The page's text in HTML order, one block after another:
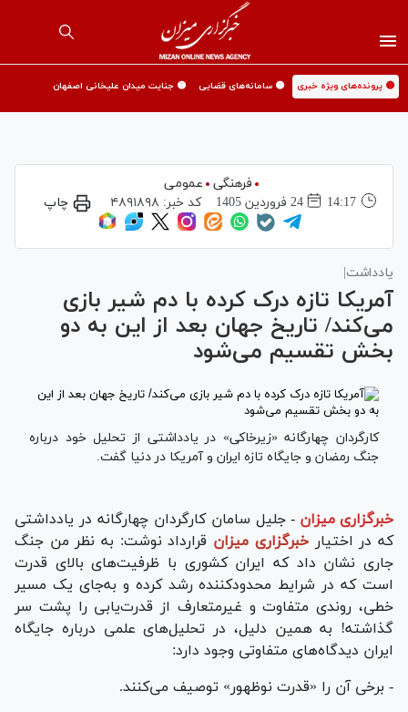
🟡 پرونده‌های ویژه خبری 🟡 سامانه‌های قضایی 🟡 جنایت میدان علیخانی اصفهان
فرهنگی
عمومی
14:17
24 فروردين 1405 کد خبر: ۴۸۹۱۸۹۸ چاپ
یادداشت|
آمریکا تازه درک کرده با دم شیر بازی
می‌کند/ تاریخ جهان بعد از این به دو
بخش تقسیم می‌شود
کارگردان چهارگانه «زیرخاکی» در یادداشتی از تحلیل خود درباره
جنگ رمضان و جایگاه تازه ایران و آمریکا در دنیا گفت.
خبرگزاری میزان - جلیل سامان کارگردان چهارگانه در یادداشتی
که در اختیارخبرگزاری میزان قرارداد نوشت: به نظر من جنگ
جاری نشان داد که ایران کشوری با ظرفیت‌های بالای قدرت
است که در شرایط محدودکننده رشد کرده و به‌جای یک مسیر
خطی، روندی متفاوت و غیرمتعارف از قدرت‌یابی را پشت سر
گذاشته! به همین دلیل، در تحلیل‌های علمی درباره جایگاه
ایران دیدگاه‌های متفاوتی وجود دارد:
- برخی آن را «قدرت نوظهور» توصیف می‌کنند.